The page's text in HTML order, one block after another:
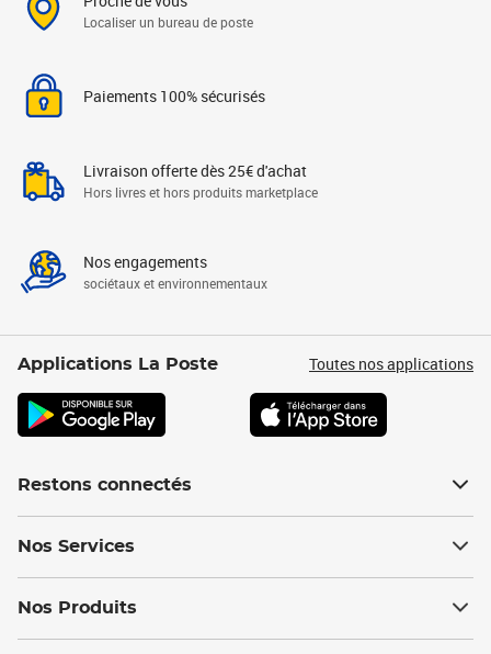
Localiser un bureau de poste
Paiements 100% sécurisés
Livraison offerte dès 25€ d'achat
Hors livres et hors produits marketplace
Nos engagements
sociétaux et environnementaux
Applications La Poste Toutes nos applications
Restons connectés
Nos Services
Nos Produits